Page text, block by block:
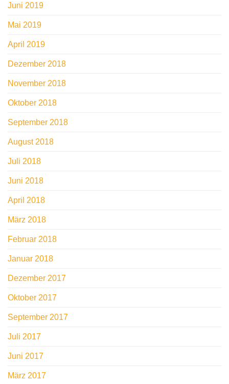
Juni 2019
Mai 2019
April 2019
Dezember 2018
November 2018
Oktober 2018
September 2018
August 2018
Juli 2018
Juni 2018
April 2018
März 2018
Februar 2018
Januar 2018
Dezember 2017
Oktober 2017
September 2017
Juli 2017
Juni 2017
März 2017